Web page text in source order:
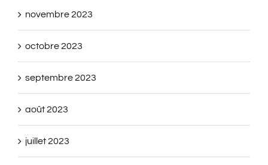
novembre 2023
octobre 2023
septembre 2023
août 2023
juillet 2023